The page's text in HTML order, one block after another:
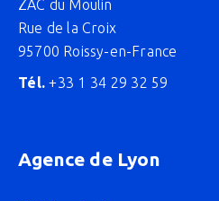
ZAC du Moulin
Rue de la Croix
95700 Roissy-en-France
Tél. +33 1 34 29 32 59
Agence de Lyon